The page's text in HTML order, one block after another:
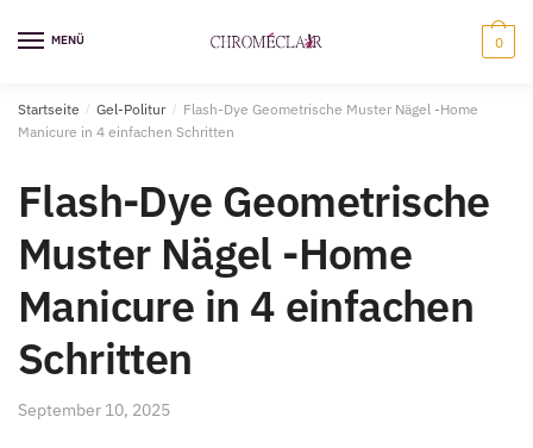
Navigation
Inhalt MENÜ 0
Startseite / Gel-Politur / Flash-Dye Geometrische Muster Nägel -Home
Manicure in 4 einfachen Schritten
Flash-Dye Geometrische
Muster Nägel -Home
Manicure in 4 einfachen
Schritten
September 10, 2025